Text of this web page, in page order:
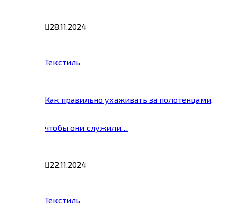
28.11.2024
Текстиль
Как правильно ухаживать за полотенцами,
чтобы они служили…
22.11.2024
Текстиль